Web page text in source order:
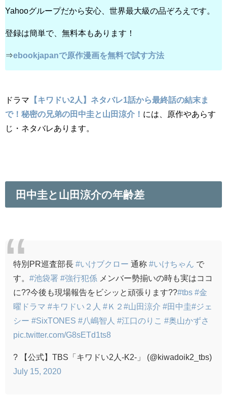
Yahooグループだから安心、世界最大級の品ぞろえです。
登録は簡単で、無料本もあります！
⇒ebookjapanで原作漫画を無料で試す方法
ドラマ 【キワドい2人】ネタバレ1話から最終話の結末ま
で！秘密の兄弟の田中圭と山田涼介！ には、原作やあらす
じ・ネタバレあります。
田中圭と山田涼介の年齢差
特別PR巡査部長 #いけブクロー 通称 #いけちゃん
で
す。 #池袋署 #強行犯係 メンバー勢揃いの時も実はココ
に??今後も現場報告をビシッと頑張ります??#tbs #金
曜ドラマ #キワドい２人 #Ｋ２ #山田涼介 #田中圭#ジェ
シー #SixTONES #八嶋智人 #江口のりこ #奥山かずさ
pic.twitter.com/G8sETd1ts8
? 【公式】TBS「キワドい2人-K2-」 (@kiwadoik2_tbs)
July 15, 2020